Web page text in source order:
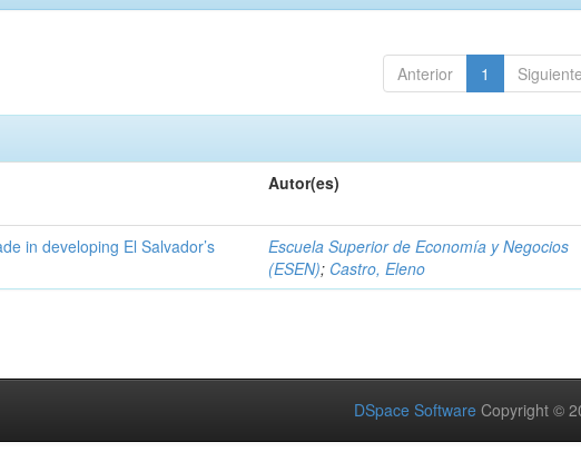
Anterior 1 Siguiente
Autor(es)
in developing El Salvador’s
Escuela Superior de Economía y Negocios
(ESEN); Castro, Eleno
DSpace Software Copyright ©